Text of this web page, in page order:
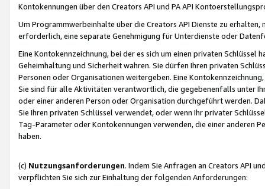
Kontokennungen über den Creators API und PA API
Um Programmwerbeinhalte über die Creators API Dienste zu
erforderlich, eine separate Genehmigung für Unterdienste oder
Eine Kontokennzeichnung, bei der es sich um einen privaten
Geheimhaltung und Sicherheit wahren. Sie dürfen Ihren privaten
Personen oder Organisationen weitergeben. Eine
Sie sind für alle Aktivitäten verantwortlich, die gegebenenfalls unter
oder einer anderen Person oder Organisation durchgeführt werden.
Sie Ihren privaten Schlüssel verwendet, oder wenn Ihr privater
Tag-Parameter oder Kontokennungen verwenden, die einer anderen
haben.
(c) Nutzungsanforderungen. Indem Sie Anfragen an Creators API
verpflichten Sie sich zur Einhaltung der folgenden Anforderungen: